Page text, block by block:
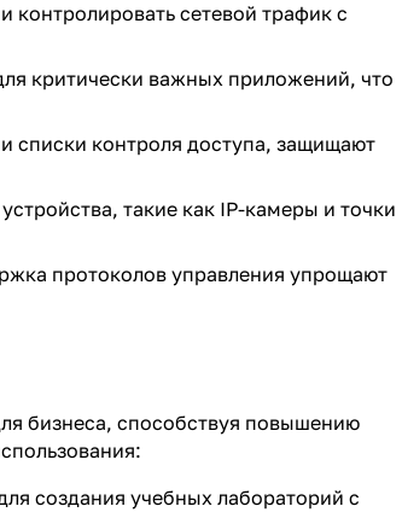
контролировать сетевой трафик с
критически важных приложений, что
списки контроля доступа, защищают
такие как IP-камеры и точки
протоколов управления упрощают
бизнеса, способствуя повышению
создания учебных лабораторий с